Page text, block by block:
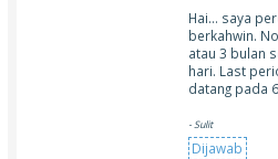
Hai… saya
berkahwin.
atau 3 bulan
hari. Last
datang pada
- Sulit
Dijawab